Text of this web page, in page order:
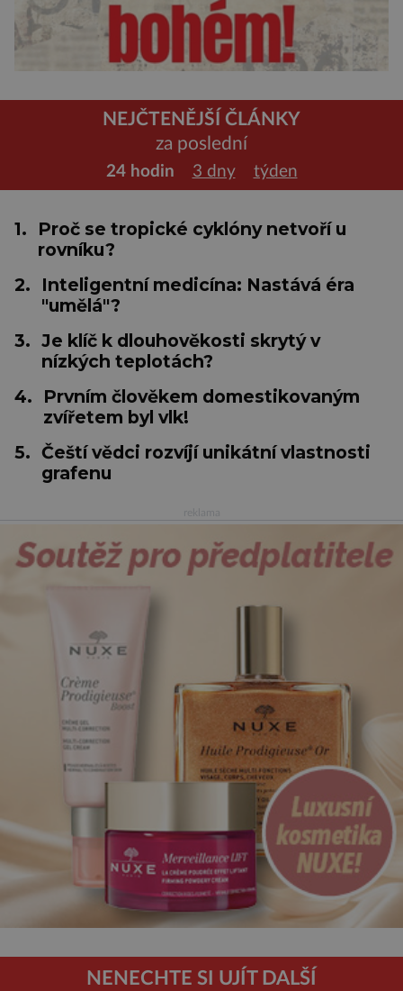
NEJČTENĚJŠÍ ČLÁNKY
za poslední
24 hodin 3 dny týden
1.
Proč se tropické cyklóny netvoří u
rovníku?
2.
Inteligentní medicína: Nastává éra
"umělá"?
3. Je klíč k dlouhověkosti skrytý v
nízkých teplotách?
4.
Prvním člověkem domestikovaným
zvířetem byl vlk!
5. Čeští vědci rozvíjí unikátní vlastnosti
grafenu
NENECHTE SI UJÍT DALŠÍ